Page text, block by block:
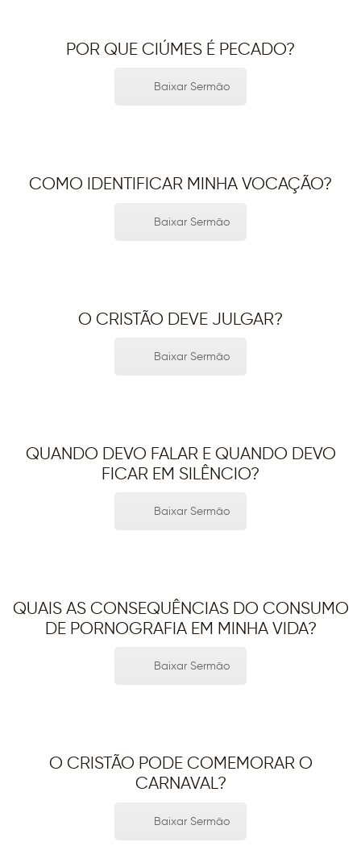
POR QUE CIÚMES É PECADO?
Baixar Sermão
COMO IDENTIFICAR MINHA VOCAÇÃO?
Baixar Sermão
O CRISTÃO DEVE JULGAR?
Baixar Sermão
QUANDO DEVO FALAR E QUANDO DEVO
FICAR EM SILÊNCIO?
Baixar Sermão
QUAIS AS CONSEQUÊNCIAS DO CONSUMO
DE PORNOGRAFIA EM MINHA VIDA?
Baixar Sermão
O CRISTÃO PODE COMEMORAR O
CARNAVAL?
Baixar Sermão